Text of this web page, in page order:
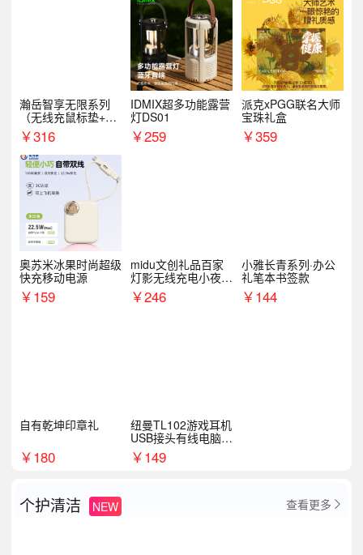
瀚岳智享无限系列
（无线充鼠标垫+飞
利浦音响+乐扣咖啡
杯）
￥316
IDMIX超多功能露营
灯DS01
￥259
派克xPGG联名大师
宝珠礼盒
￥359
奥苏米冰果时尚超级
快充移动电源
￥159
midu文创礼品百家
灯影无线充电小夜灯
纪念礼品定制
￥246
小雅长青系列·办公
礼笔本书签款
￥144
自有乾坤印章礼
￥180
纽曼TL102游戏耳机
USB接头有线电脑耳
机耳麦
￥149
个护清洁 NEW 查看更多 